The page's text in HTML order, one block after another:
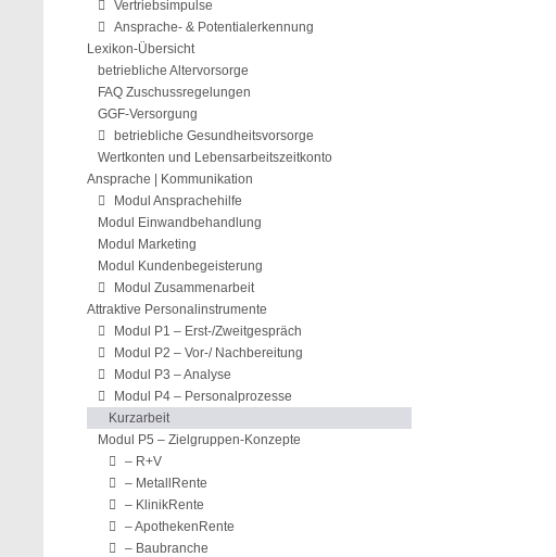
Vertriebsimpulse
Ansprache- & Potentialerkennung
Lexikon-Übersicht
betriebliche Altervorsorge
FAQ Zuschussregelungen
GGF-Versorgung
betriebliche Gesundheitsvorsorge
Wertkonten und Lebensarbeitszeitkonto
Ansprache | Kommunikation
Modul Ansprachehilfe
Modul Einwandbehandlung
Modul Marketing
Modul Kundenbegeisterung
Modul Zusammenarbeit
Attraktive Personalinstrumente
Modul P1 – Erst-/Zweitgespräch
Modul P2 – Vor-/ Nachbereitung
Modul P3 – Analyse
Modul P4 – Personalprozesse
Kurzarbeit
Modul P5 – Zielgruppen-Konzepte
– R+V
– MetallRente
– KlinikRente
– ApothekenRente
– Baubranche